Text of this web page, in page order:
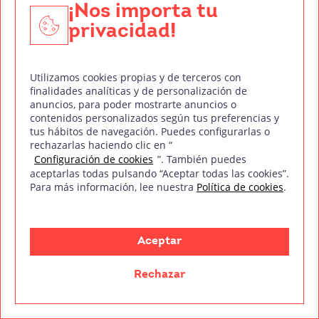
Descubre toda la actualidad de la industria audiovisual
Decidir cuánto cobrar como fotógrafo es una de las
preguntas más complicadas cuando estás empezando.
¡Nos importa tu
privacidad!
Utilizamos cookies propias y de terceros con
finalidades analíticas y de personalización de
anuncios, para poder mostrarte anuncios o
contenidos personalizados según tus preferencias y
tus hábitos de navegación. Puedes configurarlas o
rechazarlas haciendo clic en “
Configuración de cookies ”. También puedes
aceptarlas todas pulsando “Aceptar todas las cookies”.
Para más información, lee nuestra Política de cookies.
Aceptar
Rechazar